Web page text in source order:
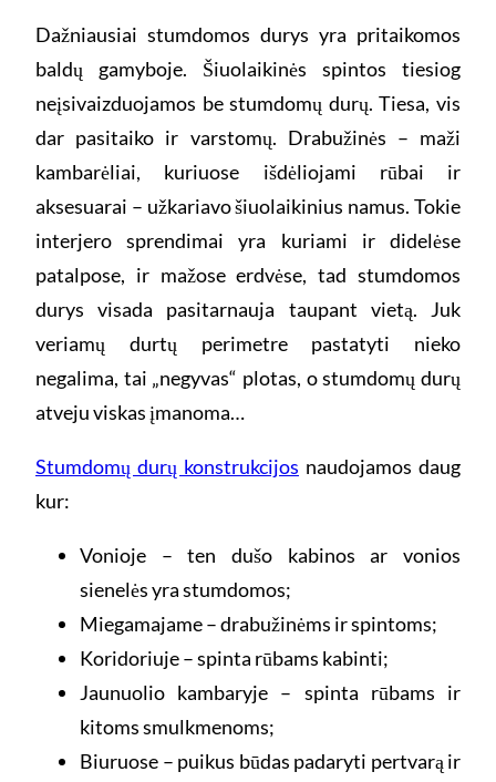
Dažniausiai stumdomos durys yra pritaikomos
baldų gamyboje. Šiuolaikinės spintos tiesiog
neįsivaizduojamos be stumdomų durų. Tiesa, vis
dar pasitaiko ir varstomų. Drabužinės – maži
kambarėliai, kuriuose išdėliojami rūbai ir
aksesuarai – užkariavo šiuolaikinius namus. Tokie
interjero sprendimai yra kuriami ir didelėse
patalpose, ir mažose erdvėse, tad stumdomos
durys visada pasitarnauja taupant vietą. Juk
veriamų durtų perimetre pastatyti nieko
negalima, tai „negyvas“ plotas, o stumdomų durų
atveju viskas įmanoma…
Stumdomų durų konstrukcijos naudojamos daug
kur:
Vonioje – ten dušo kabinos ar vonios
sienelės yra stumdomos;
Miegamajame – drabužinėms ir spintoms;
Koridoriuje – spinta rūbams kabinti;
Jaunuolio kambaryje – spinta rūbams ir
kitoms smulkmenoms;
Biuruose – puikus būdas padaryti pertvarą ir